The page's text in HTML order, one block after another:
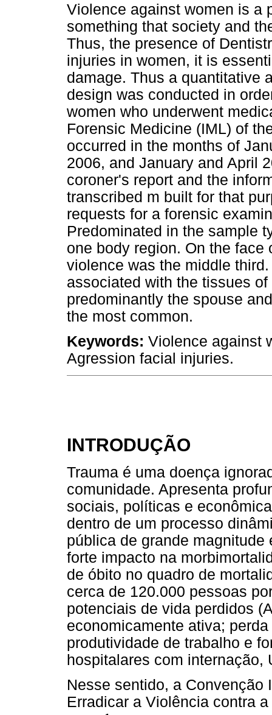
Violence against women is a
something that society and
Thus, the presence of
injuries in women, it is
damage. Thus a quantitative
design was conducted in
women who underwent
Forensic Medicine (IML) of
occurred in the months of
2006, and January and April
coroner's report and the
transcribed m built for that
requests for a forensic
Predominated in the sample
one body region. On the
violence was the middle
associated with the tissues
predominantly the spouse
the most common.
Keywords: Violence against
Agression facial injuries.
INTRODUÇÃO
Trauma é uma doença
comunidade. Apresenta
sociais, políticas e
dentro de um processo
pública de grande
forte impacto na
de óbito no quadro de
cerca de 120.000 pessoas
potenciais de vida perdidos
economicamente ativa;
produtividade de trabalho e
hospitalares com internação,
Nesse sentido, a Convenção
Erradicar a Violência contra